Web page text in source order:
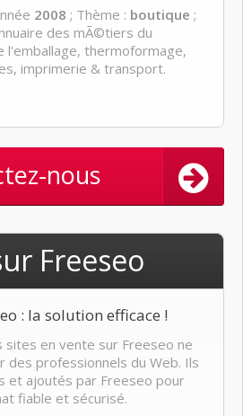
2008 ; Thème : boutique ;
des mÃ©tiers du
l'emballage, thermoformage,
imprimerie & transport.
nous
Freeseo
: la solution efficace !
sites en vente sur Freeseo ne
des professionnels du Web. Ils
et ajoutés par Freeseo pour
fiable et sécurisé.